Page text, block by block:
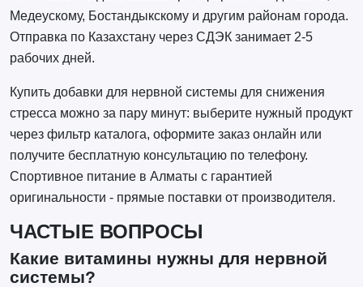
Медеускому, Бостандыкскому и другим районам города.
Отправка по Казахстану через СДЭК занимает 2-5
рабочих дней.
Купить добавки для нервной системы для снижения
стресса можно за пару минут: выберите нужный продукт
через фильтр каталога, оформите заказ онлайн или
получите бесплатную консультацию по телефону.
Спортивное питание в Алматы с гарантией
оригинальности - прямые поставки от производителя.
ЧАСТЫЕ ВОПРОСЫ
Какие витамины нужны для нервной
системы?